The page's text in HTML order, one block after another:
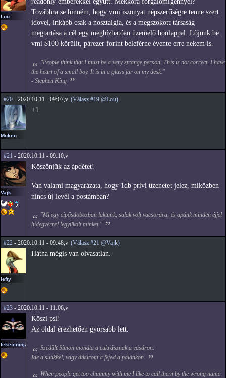
Lou
Továbbra se hinném, hogy vmi iszonyat népszerűségre tenne szert
idővel, inkább csak a nosztalgia, és a megszokott társaság
megtartása a cél egy megbízhatóan üzemelő honlappal. Lőjünk be
vmi $100 körülit, párezer forint beleférne évente erre nekem is.
"People think that I must be a very strange person. This is not correct. I have
the heart of a small boy. It is in a glass jar on my desk."
- Stephen King
#20 - 2020.10.11 - 09:07,v (Válasz #19 @Lou)
Moken
+1
#21 - 2020.10.11 - 09:10,v
Vajk
Köszönjük az ápdétet!
Van valami magyarázata, hogy 1db privi üzenetet jelez, miközben
nincs új levél a postámban?
"Mi egy cipősdobozban laktunk, salak volt vacsorára, és apánk minden éjjel
hidegvérrel legyilkolt minket."
#22 - 2020.10.11 - 09:48,v (Válasz #21 @Vajk)
lefty
Hátha mégis van olvasatlan.
#23 - 2020.10.11 - 11:06,v
feketeninja
Köszi psi!
Az oldal érezhetően gyorsabb lett.
Szédült Simon mondta a cukrásznak a vásáron:
Ide a sütikkel, vagy átkúrom a fejed a palánkon.
When people get too chummy with me I like to call them by the wrong name